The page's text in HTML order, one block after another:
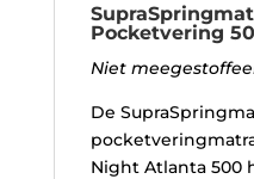
Pocketvering
Niet
De
Night Atlanta 500